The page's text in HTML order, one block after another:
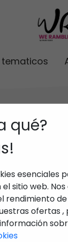
tematicos
qué?
esenciales
sitio web.
rendimiento
ofertas ,